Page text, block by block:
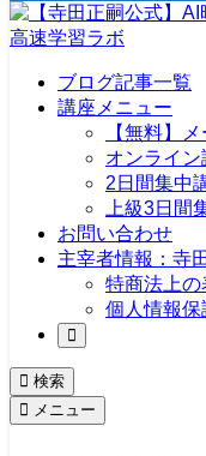
ブログ記事一覧
講座メニュー
【無料】
オンライン
2日間集中
上級3日間
お問い合わせ
主宰者情報：寺
特商法上の
個人情報保
検索
メニュー